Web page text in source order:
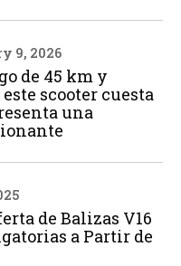
9, 2026
de 45 km y
scooter cuesta
una
de Balizas V16
a Partir de